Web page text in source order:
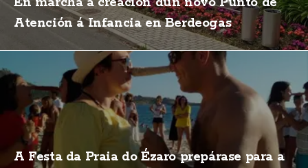
Atención á Infancia en Berdeogas
A Festa da Praia do Ézaro prepárase para a